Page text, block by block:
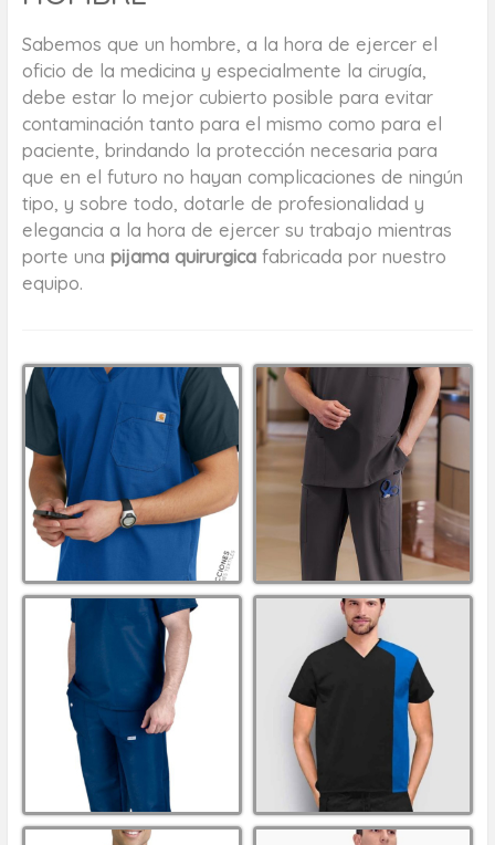
Sabemos que un hombre, a la hora de ejercer el
oficio de la medicina y especialmente la cirugía,
debe estar lo mejor cubierto posible para evitar
contaminación tanto para el mismo como para el
paciente, brindando la protección necesaria para
que en el futuro no hayan complicaciones de ningún
tipo, y sobre todo, dotarle de profesionalidad y
elegancia a la hora de ejercer su trabajo mientras
porte una pijama quirurgica fabricada por nuestro
equipo.